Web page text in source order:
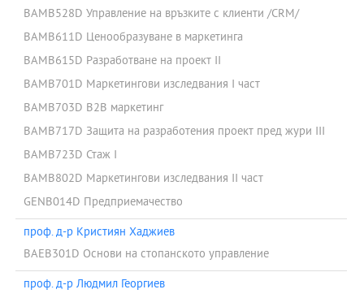
BAMB528D Управление на връзките с клиенти /CRM/
BAMB611D Ценообразуване в маркетинга
BAMB615D Разработване на проект II
BAMB701D Маркетингови изследвания I част
BAMB703D В2В маркетинг
BAMB717D Защита на разработения проект пред жури III
BAMB723D Стаж I
BAMB802D Маркетингови изследвания II част
GENB014D Предприемачество
проф. д-р Кристиян Хаджиев
BAEB301D Основи на стопанското управление
проф. д-р Людмил Георгиев